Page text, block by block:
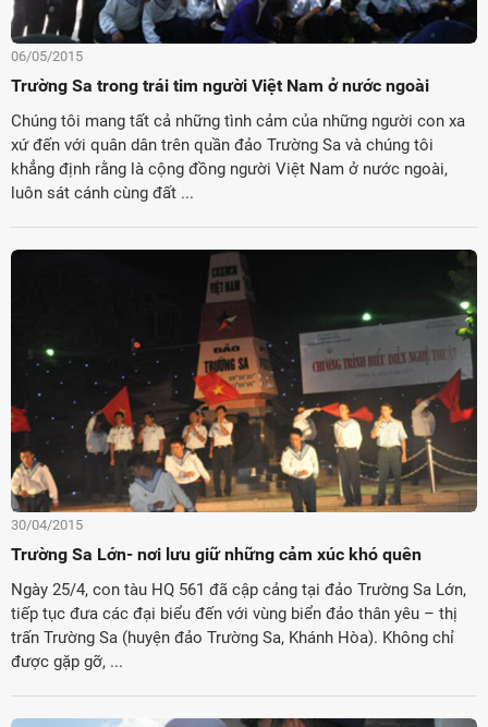
06/05/2015
Trường Sa trong trái tim người Việt Nam ở nước ngoài
Chúng tôi mang tất cả những tình cảm của những người con xa
xứ đến với quân dân trên quần đảo Trường Sa và chúng tôi
khẳng định rằng là cộng đồng người Việt Nam ở nước ngoài,
luôn sát cánh cùng đất ...
30/04/2015
Trường Sa Lớn- nơi lưu giữ những cảm xúc khó quên
Ngày 25/4, con tàu HQ 561 đã cập cảng tại đảo Trường Sa Lớn,
tiếp tục đưa các đại biểu đến với vùng biển đảo thân yêu – thị
trấn Trường Sa (huyện đảo Trường Sa, Khánh Hòa). Không chỉ
được gặp gỡ, ...